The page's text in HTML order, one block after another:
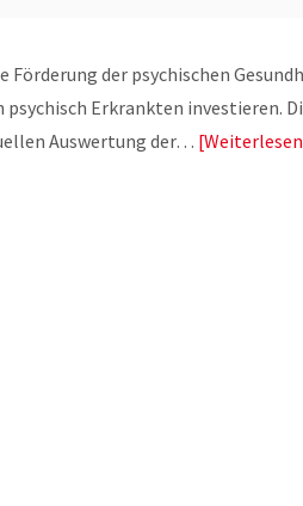
der psychischen
Erkrankten investieren.
Auswertung der… Weiterlesen